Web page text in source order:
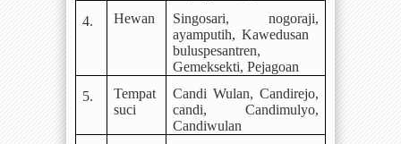
4.
Hewan
Singosari, nogoraji,
ayamputih, Kawedusan
buluspesantren,
Gemeksekti, Pejagoan
5.
Tempat
suci
Candi Wulan, Candirejo,
candi, Candimulyo,
Candiwulan